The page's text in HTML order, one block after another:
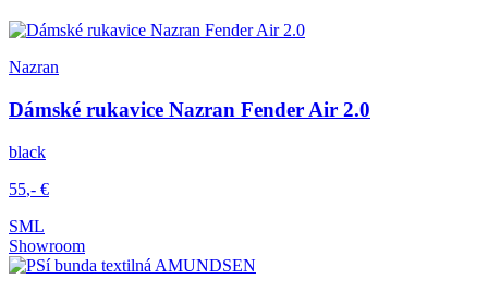
Nazran
Dámské rukavice Nazran Fender Air 2.0
black
55,- €
SML
Showroom